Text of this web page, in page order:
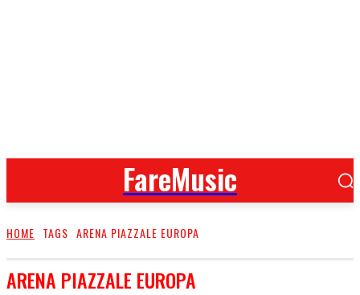
FareMusic
HOME TAGS ARENA PIAZZALE EUROPA
ARENA PIAZZALE EUROPA